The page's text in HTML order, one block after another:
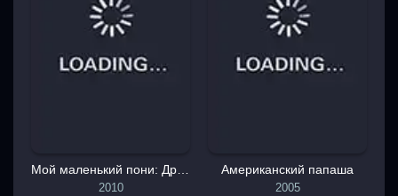
Мой маленький пони: Дружба - это чудо
2010
Американский папаша
2005